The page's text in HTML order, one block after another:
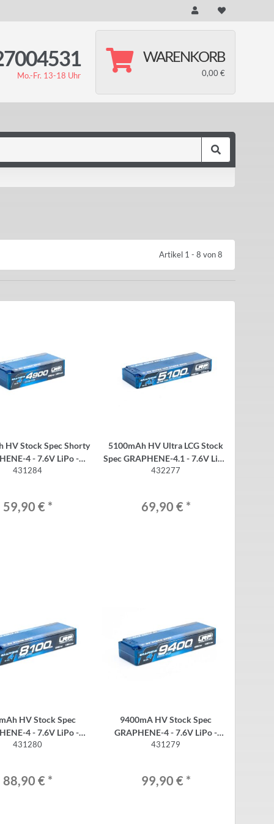
Mo.-Fr. 13-18 Uhr
WARENKORB
0,00 €
Artikel 1 - 8 von 8
HV Stock Spec Shorty
4 - 7.6V LiPo -
135C/65C
431284
59,90 € *
5100mAh HV Ultra LCG Stock
Spec GRAPHENE-4.1 - 7.6V LiPo
- 135C/65C
432277
69,90 € *
HV Stock Spec
4 - 7.6V LiPo -
135C/65C
431280
88,90 € *
9400mA HV Stock Spec
GRAPHENE-4 - 7.6V LiPo -
135C/65C
431279
99,90 € *